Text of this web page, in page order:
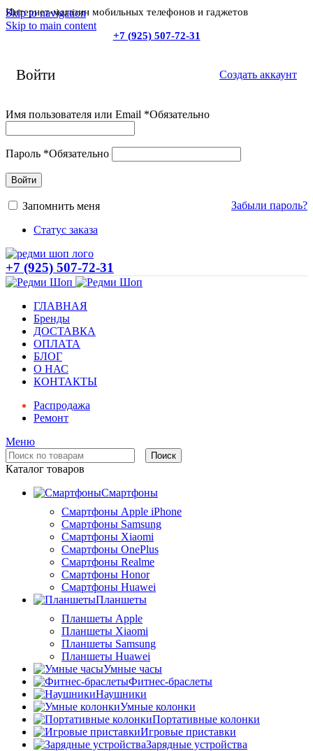
Skip to navigation
Skip to main content
Интернет-магазин мобильных телефонов и гаджетов
+7 (925) 507-72-31
Войти Создать аккаунт
Имя пользователя или Email *Обязательно
Пароль *Обязательно
Войти
Забыли пароль?
Запомнить меня
Статус заказа
+7 (925) 507-72-31
ГЛАВНАЯ
Бренды
ДОСТАВКА
ОПЛАТА
БЛОГ
О НАС
КОНТАКТЫ
Распродажа
Ремонт
Меню
Поиск
Каталог товаров
Смартфоны
Смартфоны Apple iPhone
Смартфоны Samsung
Смартфоны Xiaomi
Смартфоны OnePlus
Смартфоны Realme
Смартфоны Honor
Смартфоны Huawei
Планшеты
Планшеты Apple
Планшеты Xiaomi
Планшеты Samsung
Планшеты Huawei
Умные часы
Фитнес-браслеты
Наушники
Умные колонки
Портативные колонки
Игровые приставки
Зарядные устройства